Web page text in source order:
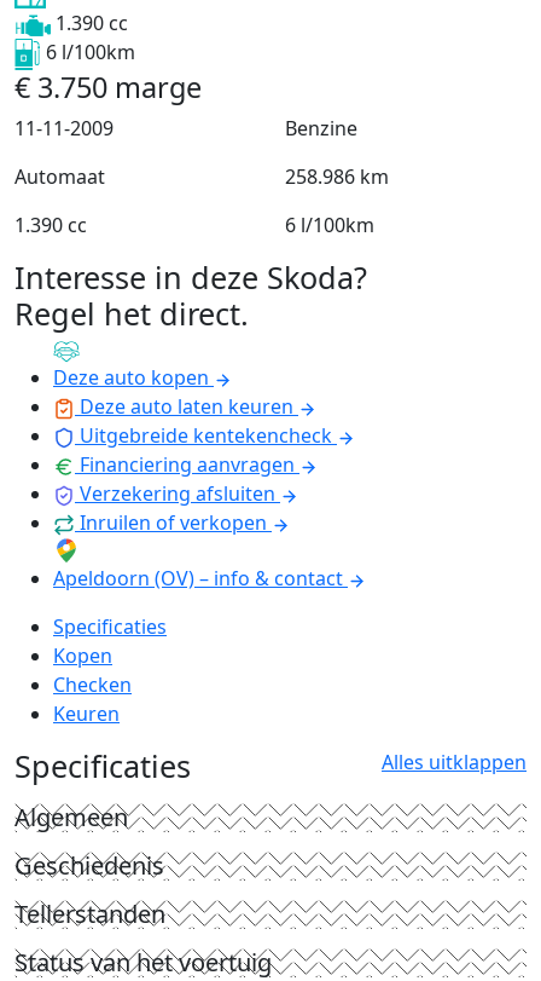
1.390 cc
6 l/100km
€ 3.750 marge
11-11-2009
Benzine
Automaat
258.986 km
1.390 cc
6 l/100km
Interesse in deze Skoda?
Regel het direct.
Deze auto kopen
Deze auto laten keuren
Uitgebreide kentekencheck
Financiering aanvragen
Verzekering afsluiten
Inruilen of verkopen
Apeldoorn (OV) – info & contact
Specificaties
Kopen
Checken
Keuren
Specificaties Alles uitklappen
Algemeen
Geschiedenis
Tellerstanden
Status van het voertuig